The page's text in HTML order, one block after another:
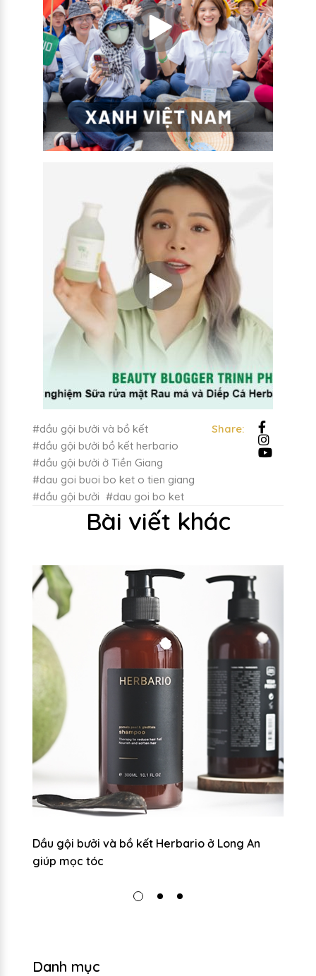
#dầu gội bưởi và bồ kết
#dầu gội bưởi bồ kết herbario
#dầu gội bưởi ở Tiền Giang
#dau goi buoi bo ket o tien giang
#dầu gội bưởi #dau goi bo ket
Share:
Bài viết khác
Dầu gội bưởi và bồ kết Herbario ở Long An
giúp mọc tóc
Danh mục